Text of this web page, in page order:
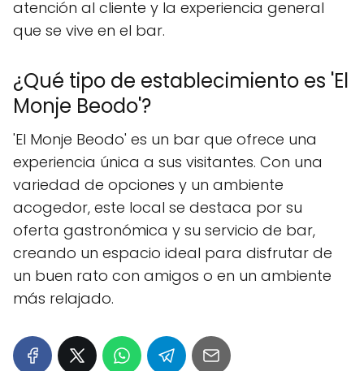
atención al cliente y la experiencia general
que se vive en el bar.
¿Qué tipo de establecimiento es 'El
Monje Beodo'?
'El Monje Beodo' es un bar que ofrece una
experiencia única a sus visitantes. Con una
variedad de opciones y un ambiente
acogedor, este local se destaca por su
oferta gastronómica y su servicio de bar,
creando un espacio ideal para disfrutar de
un buen rato con amigos o en un ambiente
más relajado.